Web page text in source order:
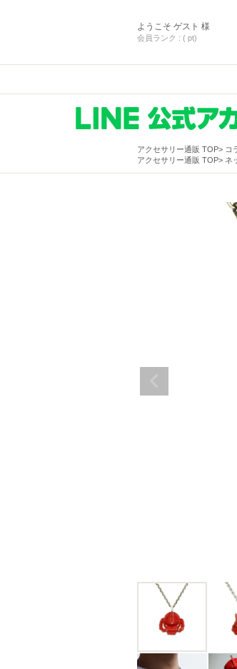
ようこそ ゲスト 様
会員ランク : ( pt)
アクセサリー通販 TOP コ
アクセサリー通販 TOP
ネ